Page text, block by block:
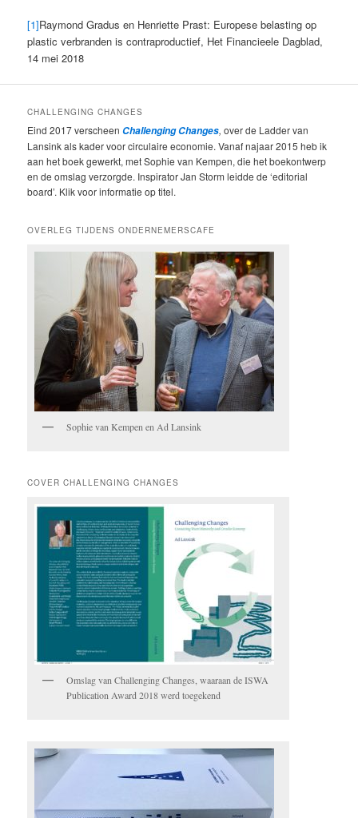
[1]Raymond Gradus en Henriette Prast: Europese belasting op
plastic verbranden is contraproductief, Het Financieele Dagblad,
14 mei 2018
CHALLENGING CHANGES
Eind 2017 verscheen Challenging Changes, over de Ladder van
Lansink als kader voor circulaire economie. Vanaf najaar 2015 heb ik
aan het boek gewerkt, met Sophie van Kempen, die het boekontwerp
en de omslag verzorgde. Inspirator Jan Storm leidde de ‘editorial
board’. Klik voor informatie op titel.
OVERLEG TIJDENS ONDERNEMERSCAFE
Sophie van Kempen en Ad Lansink
COVER CHALLENGING CHANGES
Omslag van Challenging Changes, waaraan de ISWA
Publication Award 2018 werd toegekend